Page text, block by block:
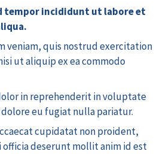
tempor incididunt ut labore et
veniam, quis nostrud exercitation
ut aliquip ex ea commodo
in reprehenderit in voluptate
eu fugiat nulla pariatur.
cupidatat non proident,
deserunt mollit anim id est